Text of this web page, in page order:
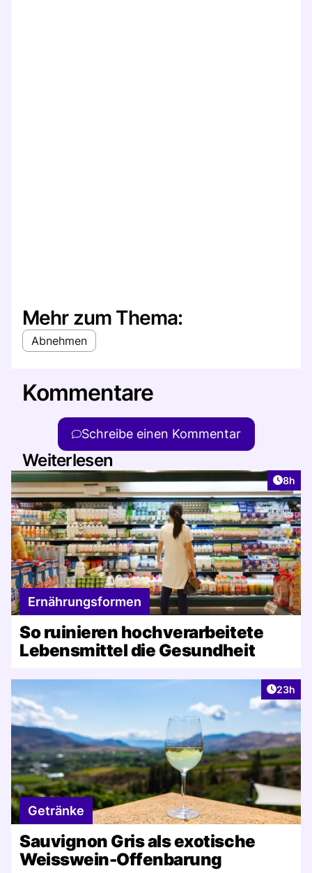
Mehr zum Thema:
Abnehmen
Kommentare
Schreibe einen Kommentar
Weiterlesen
8h
Ernährungsformen
So ruinieren hochverarbeitete
Lebensmittel die Gesundheit
Artikel
23h
Getränke
Sauvignon Gris als exotische
Weisswein-Offenbarung